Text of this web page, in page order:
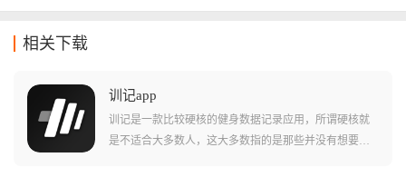
相关下载
训记app
训记是一款比较硬核的健身数据记录应用，所谓硬核就
是不适合大多数人，这大多数指的是那些并没有想要记